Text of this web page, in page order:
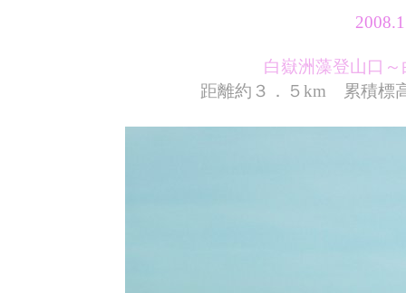
白嶽洲藻登山口
距離約３．５km 累積